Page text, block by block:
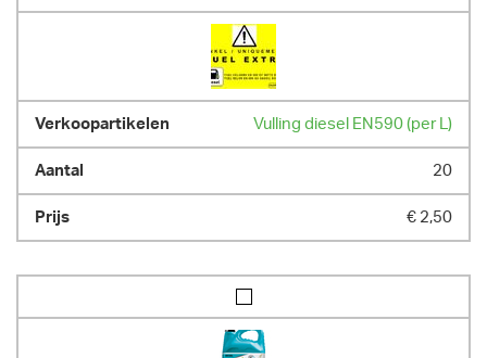
Vulling diesel EN590 (per L)
20
€ 2,50